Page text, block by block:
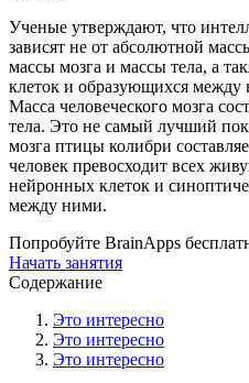
Ученые утверждают, что
зависят не от абсолютной
массы мозга и массы тела, а
клеток и образующихся между
Масса человеческого мозга
тела. Это не самый лучший
мозга птицы колибри
человек превосходит всех
нейронных клеток и
между ними.
Попробуйте BrainApps
Начать занятия
Содержание
Это интересно
Это интересно
Это интересно